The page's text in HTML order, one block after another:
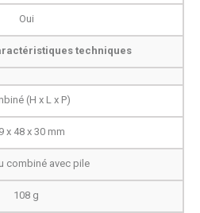
Oui
techniques
(H x L x P)
x 48 x 30 mm
combiné avec pile
108 g